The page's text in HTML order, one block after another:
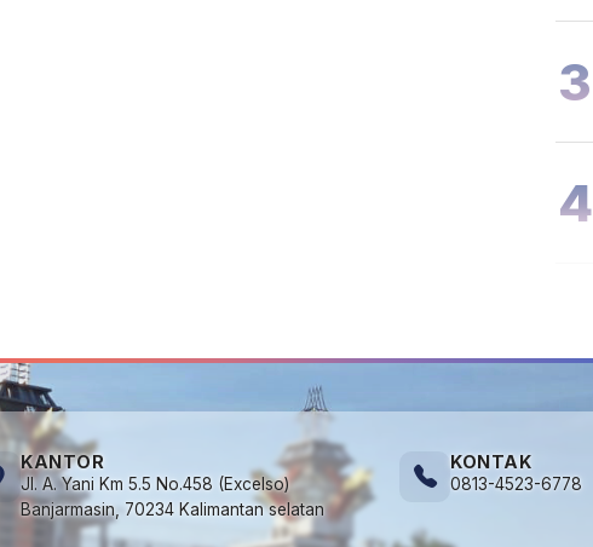
3
4
KANTOR
Jl. A. Yani Km 5.5 No.458 (Excelso)
Banjarmasin, 70234 Kalimantan selatan
KONTAK
0813-4523-6778